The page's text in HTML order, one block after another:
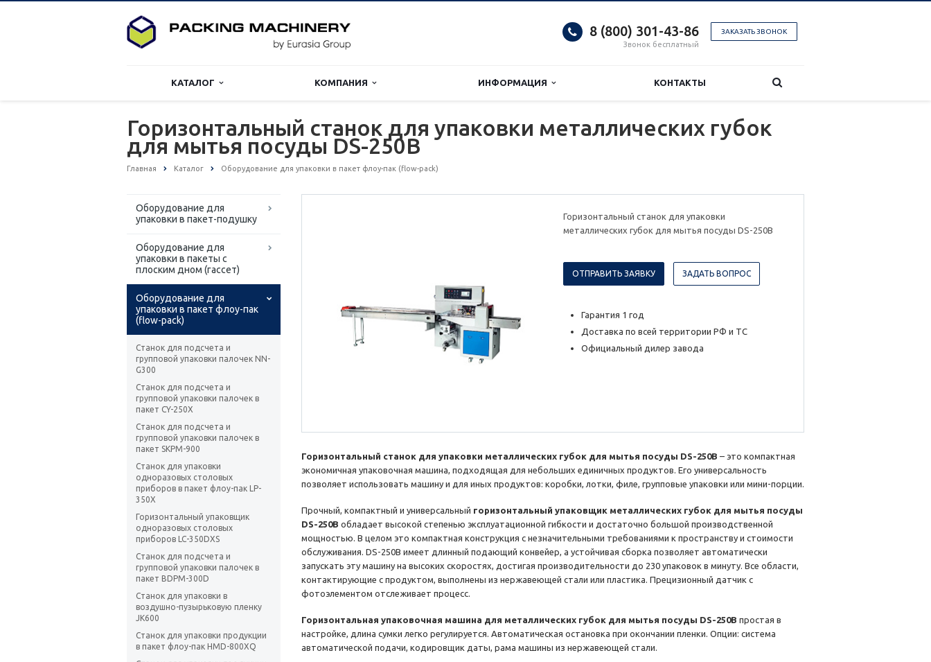
ЗАКАЗАТЬ ЗВОНОК
8 (800) 301-43-86
Звонок бесплатный
КАТАЛОГ КОМПАНИЯ ИНФОРМАЦИЯ КОНТАКТЫ
Горизонтальный станок для упаковки металлических губок
для мытья посуды DS-250B
Главная Каталог Оборудование для упаковки в пакет флоу-пак (flow-pack)
Оборудование для
упаковки в пакет-подушку
Оборудование для
упаковки в пакеты с
плоским дном (гассет)
Оборудование для
упаковки в пакет флоу-пак
(flow-pack)
Станок для подсчета и
групповой упаковки палочек NN-
G300
Станок для подсчета и
групповой упаковки палочек в
пакет CY-250X
Станок для подсчета и
групповой упаковки палочек в
пакет SKPM-900
Станок для упаковки
одноразовых столовых
приборов в пакет флоу-пак LP-
350X
Горизонтальный упаковщик
одноразовых столовых
приборов LC-350DXS
Станок для подсчета и
групповой упаковки палочек в
пакет BDPM-300D
Станок для упаковки в
воздушно-пузырьковую пленку
JK600
Станок для упаковки продукции
в пакет флоу-пак HMD-800XQ
Горизонтальный станок для упаковки
металлических губок для мытья посуды DS-250B
ОТПРАВИТЬ ЗАЯВКУ ЗАДАТЬ ВОПРОС
Гарантия 1 год
Доставка по всей территории РФ и ТС
Официальный дилер завода
Горизонтальный станок для упаковки металлических губок для мытья посуды DS-250B – это компактная
экономичная упаковочная машина, подходящая для небольших единичных продуктов. Его универсальность
позволяет использовать машину и для иных продуктов: коробки, лотки, филе, групповые упаковки или мини-порции.
Прочный, компактный и универсальный горизонтальный упаковщик металлических губок для мытья посуды
DS-250B обладает высокой степенью эксплуатационной гибкости и достаточно большой производственной
мощностью. В целом это компактная конструкция с незначительными требованиями к пространству и стоимости
обслуживания. DS-250B имеет длинный подающий конвейер, а устойчивая сборка позволяет автоматически
запускать эту машину на высоких скоростях, достигая производительности до 230 упаковок в минуту. Все области,
контактирующие с продуктом, выполнены из нержавеющей стали или пластика. Прецизионный датчик с
фотоэлементом отслеживает процесс.
Горизонтальная упаковочная машина для металлических губок для мытья посуды DS-250B простая в
настройке, длина сумки легко регулируется. Автоматическая остановка при окончании пленки. Опции: система
автоматической подачи, кодировщик даты, рама машины из нержавеющей стали.